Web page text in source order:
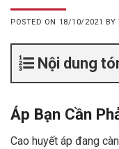
POSTED ON 18/10/2021 BY
Nội dung
Áp Bạn Cần
Cao huyết áp đang